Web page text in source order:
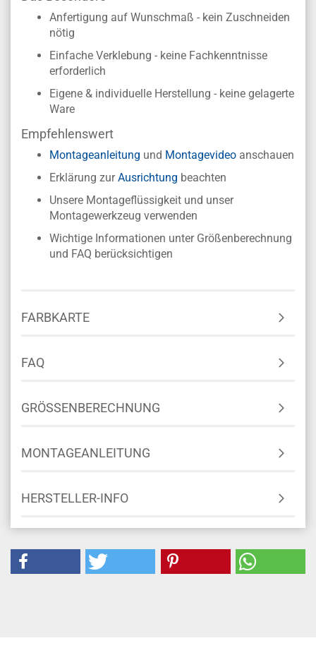
Anfertigung auf Wunschmaß - kein Zuschneiden
nötig
Einfache Verklebung - keine Fachkenntnisse
erforderlich
Eigene & individuelle Herstellung - keine gelagerte
Ware
Empfehlenswert
Montageanleitung und Montagevideo anschauen
Erklärung zurAusrichtung beachten
Unsere Montageflüssigkeit und unser
Montagewerkzeug verwenden
Wichtige Informationen unter Größenberechnung
und FAQ berücksichtigen
FARBKARTE
FAQ
GRÖSSENBERECHNUNG
MONTAGEANLEITUNG
HERSTELLER-INFO